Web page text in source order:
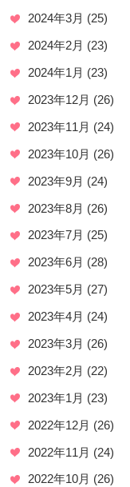
2024年3月 (25)
2024年2月 (23)
2024年1月 (23)
2023年12月 (26)
2023年11月 (24)
2023年10月 (26)
2023年9月 (24)
2023年8月 (26)
2023年7月 (25)
2023年6月 (28)
2023年5月 (27)
2023年4月 (24)
2023年3月 (26)
2023年2月 (22)
2023年1月 (23)
2022年12月 (26)
2022年11月 (24)
2022年10月 (26)